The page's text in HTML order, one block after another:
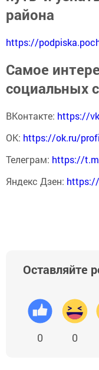
района
https://
Самое
социальных
ВКонтакте: https://
ОК: https://ok.ru/
Телеграм: https://
Яндекс Дзен:
Оставляйте
0 0